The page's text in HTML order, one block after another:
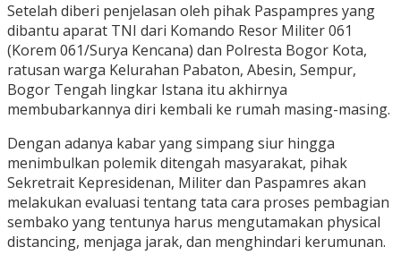
Setelah diberi penjelasan oleh pihak Paspampres yang
dibantu aparat TNI dari Komando Resor Militer 061
(Korem 061/Surya Kencana) dan Polresta Bogor Kota,
ratusan warga Kelurahan Pabaton, Abesin, Sempur,
Bogor Tengah lingkar Istana itu akhirnya
membubarkannya diri kembali ke rumah masing-masing.
Dengan adanya kabar yang simpang siur hingga
menimbulkan polemik ditengah masyarakat, pihak
Sekretrait Kepresidenan, Militer dan Paspamres akan
melakukan evaluasi tentang tata cara proses pembagian
sembako yang tentunya harus mengutamakan physical
distancing, menjaga jarak, dan menghindari kerumunan.